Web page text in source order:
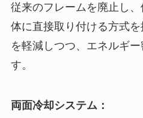
従来のフレームを廃止し
体に直接取り付ける方式
を軽減しつつ、エネルギ
す。
両面冷却システム：